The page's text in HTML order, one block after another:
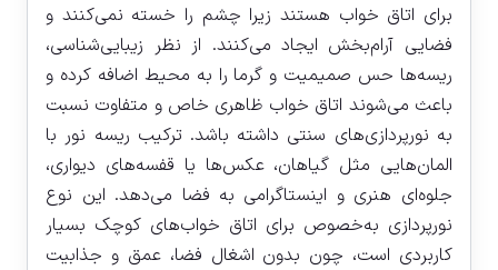
برای اتاق خواب هستند زیرا چشم را خسته نمی‌کنند و
فضایی آرام‌بخش ایجاد می‌کنند. از نظر زیبایی‌شناسی،
ریسه‌ها حس صمیمیت و گرما را به محیط اضافه کرده و
باعث می‌شوند اتاق خواب ظاهری خاص و متفاوت نسبت
به نورپردازی‌های سنتی داشته باشد. ترکیب ریسه نور با
المان‌هایی مثل گیاهان، عکس‌ها یا قفسه‌های دیواری،
جلوه‌ای هنری و اینستاگرامی به فضا می‌دهد. این نوع
نورپردازی به‌خصوص برای اتاق خواب‌های کوچک بسیار
کاربردی است، چون بدون اشغال فضا، عمق و جذابیت